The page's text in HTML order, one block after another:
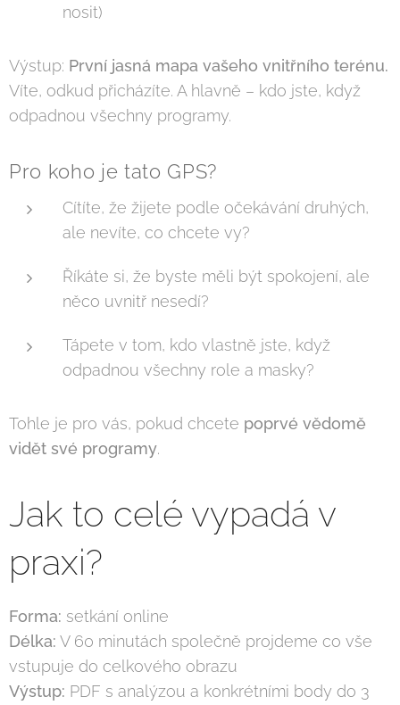
nosit)
Výstup: První jasná mapa vašeho vnitřního terénu.
Víte, odkud přicházíte. A hlavně – kdo jste, když
odpadnou všechny programy.
Pro koho je tato GPS?
Cítíte, že žijete podle očekávání druhých,
ale nevíte, co chcete vy?
Říkáte si, že byste měli být spokojení, ale
něco uvnitř nesedí?
Tápete v tom, kdo vlastně jste, když
odpadnou všechny role a masky?
Tohle je pro vás, pokud chcete poprvé vědomě
vidět své programy.
Jak to celé vypadá v
praxi?
Forma: setkání online
Délka: V 60 minutách společně projdeme co vše
vstupuje do celkového obrazu
Výstup: PDF s analýzou a konkrétními body do 3